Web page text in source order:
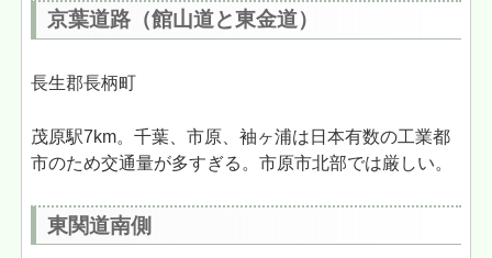
京葉道路（館山道と東金道）
長生郡長柄町
茂原駅7km。千葉、市原、袖ヶ浦は日本有数の工業都
市のため交通量が多すぎる。市原市北部では厳しい。
東関道南側